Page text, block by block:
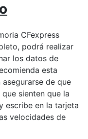
CFexpress
podrá realizar
los datos de
esta
de que
sienten que la
escribe en la tarjeta
velocidades de